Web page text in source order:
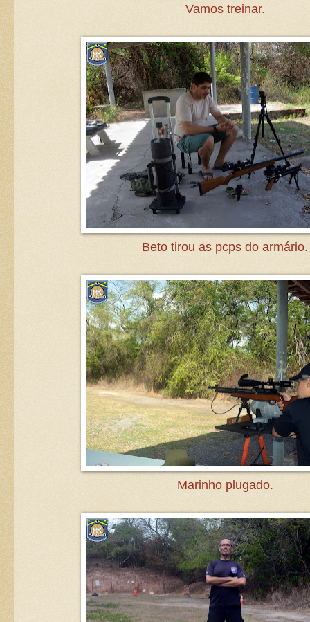
Vamos treinar.
Beto tirou as pcps do armário.
Marinho plugado.